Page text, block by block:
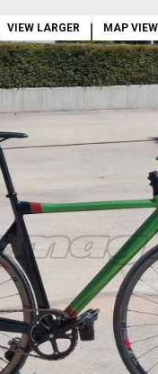
VIEW LARGER MAP VIEW